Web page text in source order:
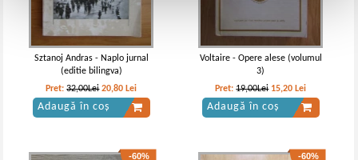
Sztanoj Andras - Naplo jurnal
(editie bilingva)
Pret:32,00Lei 20,80 Lei
Adaugă în coș
Voltaire - Opere alese (volumul
3)
Pret:19,00Lei 15,20 Lei
Adaugă în coș
-60% -60%